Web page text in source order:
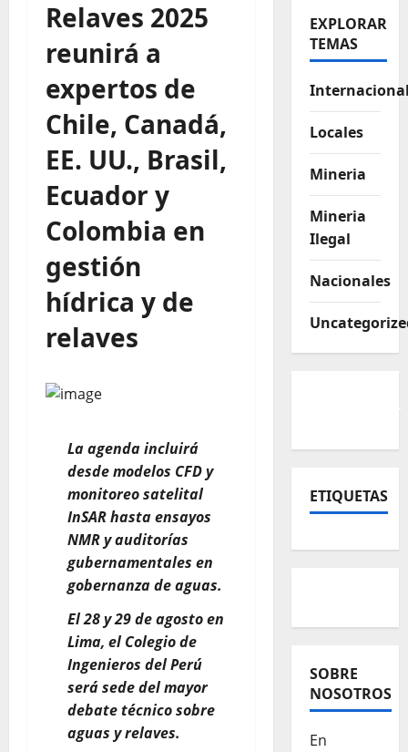
Relaves 2025
reunirá a
expertos de
Chile, Canadá,
EE. UU., Brasil,
Ecuador y
Colombia en
gestión
hídrica y de
relaves
La agenda incluirá
desde modelos CFD y
monitoreo satelital
InSAR hasta ensayos
NMR y auditorías
gubernamentales en
gobernanza de aguas.
El 28 y 29 de agosto en
Lima, el Colegio de
Ingenieros del Perú
será sede del mayor
debate técnico sobre
aguas y relaves.
EXPLORAR
TEMAS
Locales
Mineria
Mineria
Ilegal
Nacionales
ETIQUETAS
SOBRE
NOSOTROS
En